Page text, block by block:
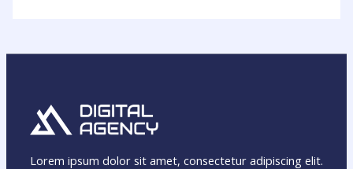
Lorem ipsum dolor sit amet, consectetur adipiscing elit.